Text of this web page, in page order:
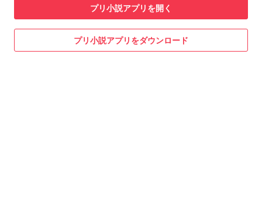
プリ小説アプリを開く
プリ小説アプリをダウンロード